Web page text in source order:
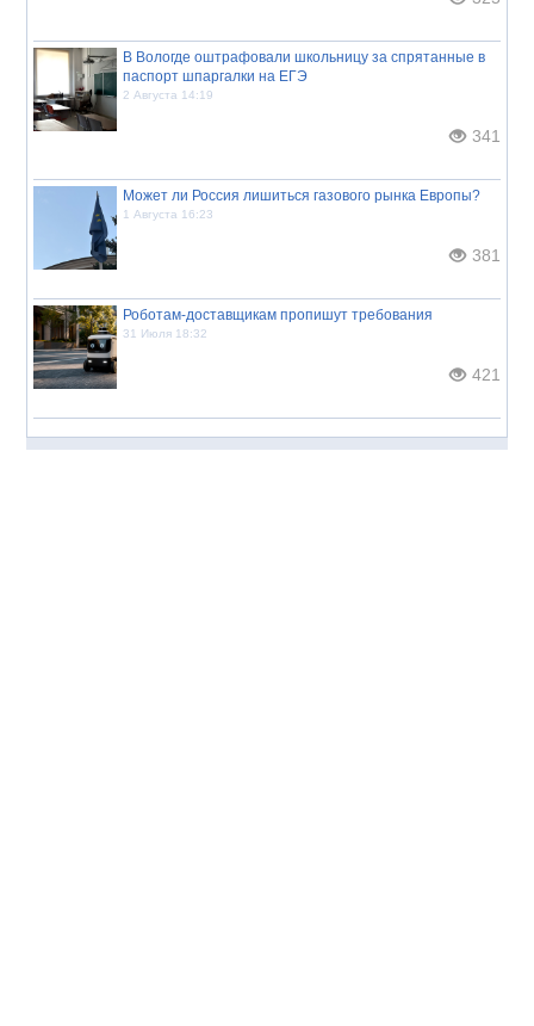
В Вологде оштрафовали школьницу за спрятанные в
паспорт шпаргалки на ЕГЭ
2 Августа 14:19
341
Может ли Россия лишиться газового рынка Европы?
1 Августа 16:23
381
Роботам-доставщикам пропишут требования
31 Июля 18:32
421